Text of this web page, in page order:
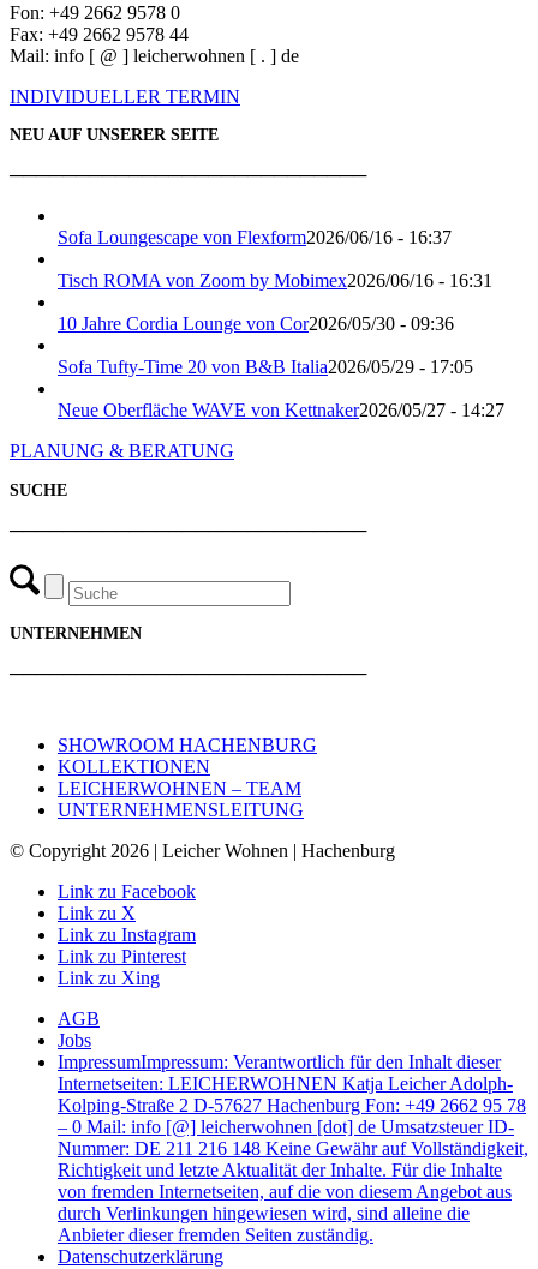
Fon: +49 2662 9578 0
Fax: +49 2662 9578 44
Mail: info [ @ ] leicherwohnen [ . ] de
INDIVIDUELLER TERMIN
NEU AUF UNSERER SEITE
───────────────────────────
Sofa Loungescape von Flexform2026/06/16 - 16:37
Tisch ROMA von Zoom by Mobimex2026/06/16 - 16:31
10 Jahre Cordia Lounge von Cor2026/05/30 - 09:36
Sofa Tufty-Time 20 von B&B Italia2026/05/29 - 17:05
Neue Oberfläche WAVE von Kettnaker2026/05/27 - 14:27
PLANUNG & BERATUNG
SUCHE
───────────────────────────
UNTERNEHMEN
───────────────────────────
SHOWROOM HACHENBURG
KOLLEKTIONEN
LEICHERWOHNEN – TEAM
UNTERNEHMENSLEITUNG
© Copyright 2026 | Leicher Wohnen | Hachenburg
Link zu Facebook
Link zu X
Link zu Instagram
Link zu Pinterest
Link zu Xing
AGB
Jobs
ImpressumImpressum: Verantwortlich für den Inhalt dieser
Internetseiten: LEICHERWOHNEN Katja Leicher Adolph-
Kolping-Straße 2 D-57627 Hachenburg Fon: +49 2662 95 78
– 0 Mail: info [@] leicherwohnen [dot] de Umsatzsteuer ID-
Nummer: DE 211 216 148 Keine Gewähr auf Vollständigkeit,
Richtigkeit und letzte Aktualität der Inhalte. Für die Inhalte
von fremden Internetseiten, auf die von diesem Angebot aus
durch Verlinkungen hingewiesen wird, sind alleine die
Anbieter dieser fremden Seiten zuständig.
Datenschutzerklärung